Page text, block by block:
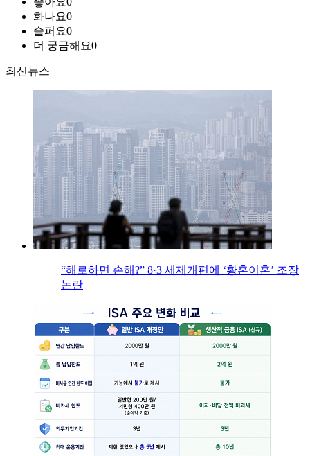
화나요0
슬퍼요0
더 궁금해요0
최신뉴스
“해로하면 손해?” 8·3 세제개편에 ‘황혼이혼’ 조장
논란